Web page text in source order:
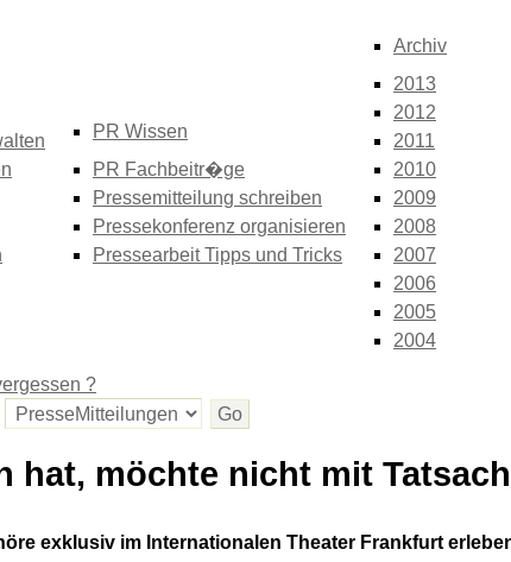
PR Wissen
PR Fachbeitr�ge
Pressemitteilung schreiben
Pressekonferenz organisieren
Pressearbeit Tipps und Tricks
Archiv
2013
2012
2011
2010
2009
2008
2007
2006
2005
2004
?
hat, möchte nicht mit
exklusiv im Internationalen Theater Frankfurt